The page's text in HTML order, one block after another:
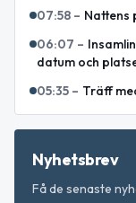
07:58 – Nattens
06:07 –
datum och
05:35 – Träff
Nyhetsbrev
Få de senaste